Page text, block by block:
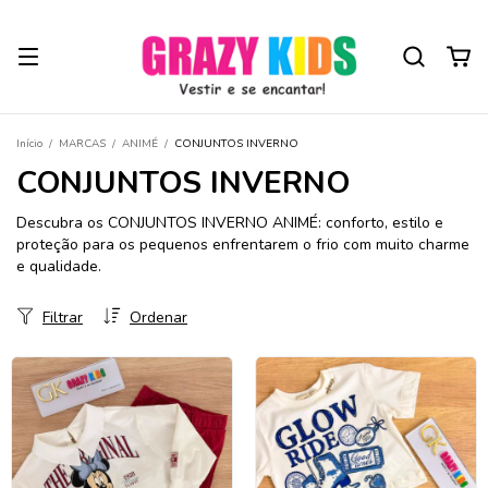
Início / MARCAS / ANIMÉ / CONJUNTOS INVERNO
CONJUNTOS INVERNO
Descubra os CONJUNTOS INVERNO ANIMÉ: conforto, estilo e
proteção para os pequenos enfrentarem o frio com muito charme
e qualidade.
Ordenar
Filtrar